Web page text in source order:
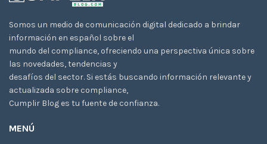
Somos un medio de comunicación digital dedicado a brindar
información en español sobre el
mundo del compliance, ofreciendo una perspectiva única sobre
las novedades, tendencias y
desafíos del sector. Si estás buscando información relevante y
actualizada sobre compliance,
Cumplir Blog es tu fuente de confianza.
MENÚ